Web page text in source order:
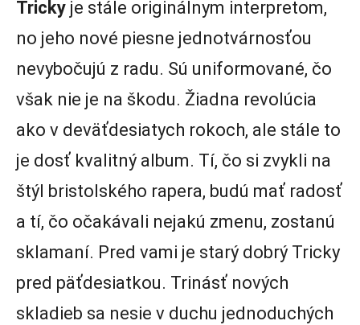
Tricky je stále originálnym interpretom,
no jeho nové piesne jednotvárnosťou
nevybočujú z radu. Sú uniformované, čo
však nie je na škodu. Žiadna revolúcia
ako v deväťdesiatych rokoch, ale stále to
je dosť kvalitný album. Tí, čo si zvykli na
štýl bristolského rapera, budú mať radosť
a tí, čo očakávali nejakú zmenu, zostanú
sklamaní. Pred vami je starý dobrý Tricky
pred päťdesiatkou. Trinásť nových
skladieb sa nesie v duchu jednoduchých